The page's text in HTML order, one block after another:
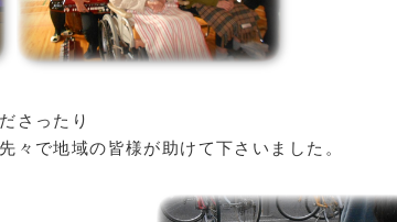
さったり
で地域の皆様が助けて下さいました。